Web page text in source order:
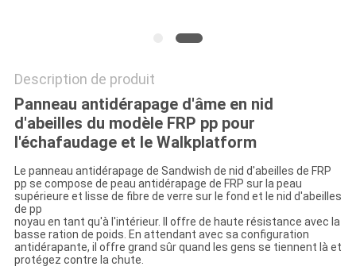
Description de produit
Panneau antidérapage d'âme en nid
d'abeilles du modèle FRP pp pour
l'échafaudage et le Walkplatform
Le panneau antidérapage de Sandwish de nid d'abeilles de FRP
pp se compose de peau antidérapage de FRP sur la peau
supérieure et lisse de fibre de verre sur le fond et le nid d'abeilles
de pp
noyau en tant qu'à l'intérieur. Il offre de haute résistance avec la
basse ration de poids. En attendant avec sa configuration
antidérapante, il offre grand sûr quand les gens se tiennent là et
protégez contre la chute.